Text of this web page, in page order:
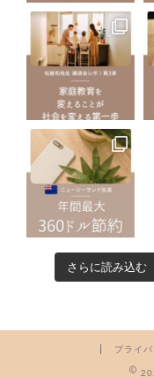
さらに読み込む
プライ